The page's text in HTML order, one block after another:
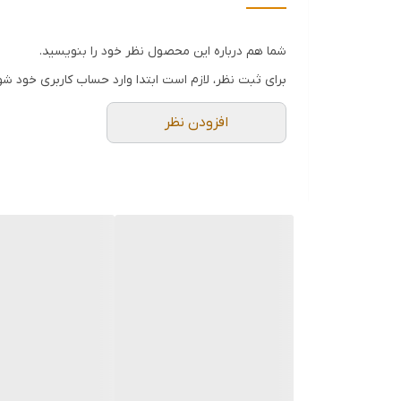
شما هم درباره این محصول نظر خود را بنویسید.
برای ثبت نظر، لازم است ابتدا وارد حساب کاربری خود
افزودن نظر